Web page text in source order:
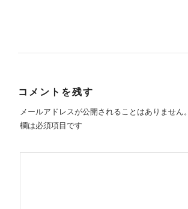
コメントを残す
メールアドレスが公開されることはありません。
欄は必須項目です